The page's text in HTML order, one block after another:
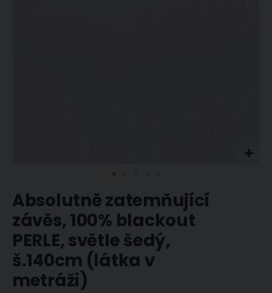
na
začátek
galerie
s
obrázky
Absolutně zatemňující
závěs, 100% blackout
PERLE, světle šedý,
š.140cm (látka v
metráži)